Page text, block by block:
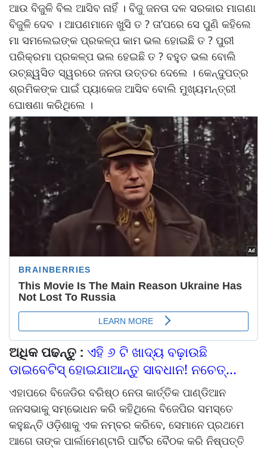
ଆଉ ବିଜୁଳି ବିଲ ଆସିବ ନାହିଁ । ବିଜୁ ଜନତା ଦଳ ସରକାର ମାଗଣା
ବିଜୁଳି ଦେବ । ଆପଣମାନେ ଖୁସି ତ ? ତା’ପରେ ସେ ପୁଣି କହିଲେ
ମା ସମଲେଇଙ୍କ ପ୍ରକଳ୍ପ କାମ ଭଲ ହୋଇଛି ତ ? ପୁରୀ
ପରିକ୍ରମା ପ୍ରକଳ୍ପ ଭଲ ହେଇଛି ତ ? ବହୁତ ଭଲ ବୋଲି
ଉଚ୍ଛ୍ୱସିତ ସ୍ୱରରେ ଜନତା ଉତ୍ତର ଦେଲେ । କେନ୍ଦୁପତ୍ର
ଶ୍ରମିକଙ୍କ ପାଇଁ ପ୍ୟାକେଜ ଆସିବ ବୋଲି ମୁଖ୍ୟମନ୍ତ୍ରୀ
ଘୋଷଣା କରିଥିଲେ ।
ଅଧିକ ପଢନ୍ତୁ : ଏହି ୬ ଟି ଖାଦ୍ୟ ବଢ଼ାଉଛି
ଡାଇବେଟିସ୍ ହୋଇଯାଆନ୍ତୁ ସାବଧାନ! ନଚେତ୍...
ଏହାପରେ ବିଜେଡିର ବରିଷ୍ଠ ନେତା କାର୍ତ୍ତିକ ପାଣ୍ଡିଆନ
ଜନସଭାକୁ ସମ୍ଭୋଧନ କରି କହିଥିଲେ ବିଜେପିର ସମସ୍ତେ
କହୁଛନ୍ତି ଓଡ଼ିଶାକୁ ଏକ ନମ୍ବର କରିବେ, ସେମାନେ ପ୍ରଥମେ
ଆଗେ ତାଙ୍କ ପାର୍ଲାମେଣ୍ଟାରି ପାର୍ଟିର ବୈଠକ କରି ନିଷ୍ପତ୍ତି